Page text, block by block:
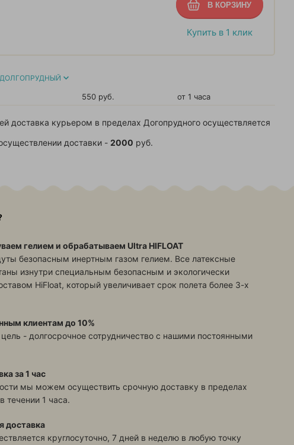
Купить в 1 клик
550 руб. от 1 часа
доставка курьером в пределах Догопрудного осуществляется
доставки - 2000 руб.
гелием и обрабатываем Ultra HIFLOAT
безопасным инертным газом гелием. Все латексные
изнутри специальным безопасным и экологически
HiFloat, который увеличивает срок полета более 3-х
клиентам до 10%
- долгосрочное сотрудничество с нашими постоянными
за 1 час
мы можем осуществить срочную доставку в пределах
течении 1 часа.
доставка
круглосуточно, 7 дней в неделю в любую точку